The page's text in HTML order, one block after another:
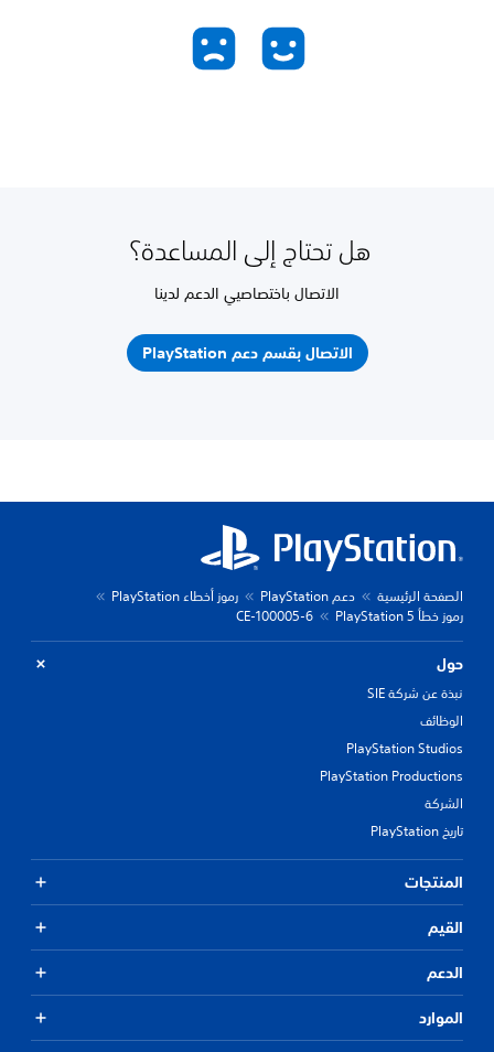
هل تحتاج إلى المساعدة؟
الاتصال باختصاصيي الدعم لدينا
الاتصال بقسم دعم PlayStation
الصفحة الرئيسية دعم PlayStation
رموز أخطاء PlayStation
رموز خطأ PlayStation 5
CE-100005-6
حول
نبذة عن شركة SIE
الوظائف
PlayStation Studios
PlayStation Productions
الشركة
تاريخ PlayStation
المنتجات
القيم
الدعم
الموارد